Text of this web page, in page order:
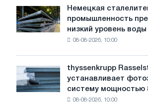
Немецкая
сталелитейная
промышленность
предупреждает:
воды
угрожает
безопасности
Немецкая
промышленность
низкий уровень воды
08-08-2026, 10:00
thyssenkrupp
Rasselstein
устанавливает
фотоэлектрическую
thyssenkrupp
устанавливает
систему мощностью
08-08-2026, 10:00